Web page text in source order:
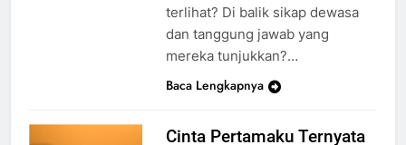
terlihat? Di balik sikap dewasa
dan tanggung jawab yang
mereka tunjukkan?…
Baca Lengkapnya
Cinta Pertamaku Ternyata